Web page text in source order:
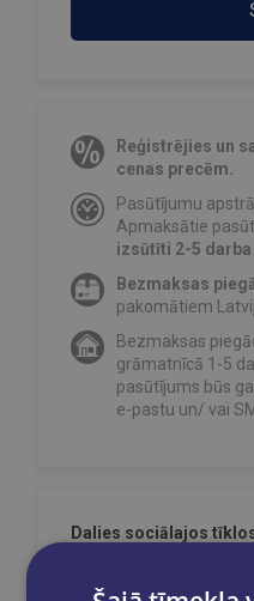
Reģistrējies un
cenas precēm.
Pasūtījumu
Apmaksātie
izsūtīti 2-5 darba
Bezmaksas
pakomātiem
Bezmaksas
grāmatnīcā 1-5
pasūtījums būs
e-pastu un/ vai
Dalies sociālajos